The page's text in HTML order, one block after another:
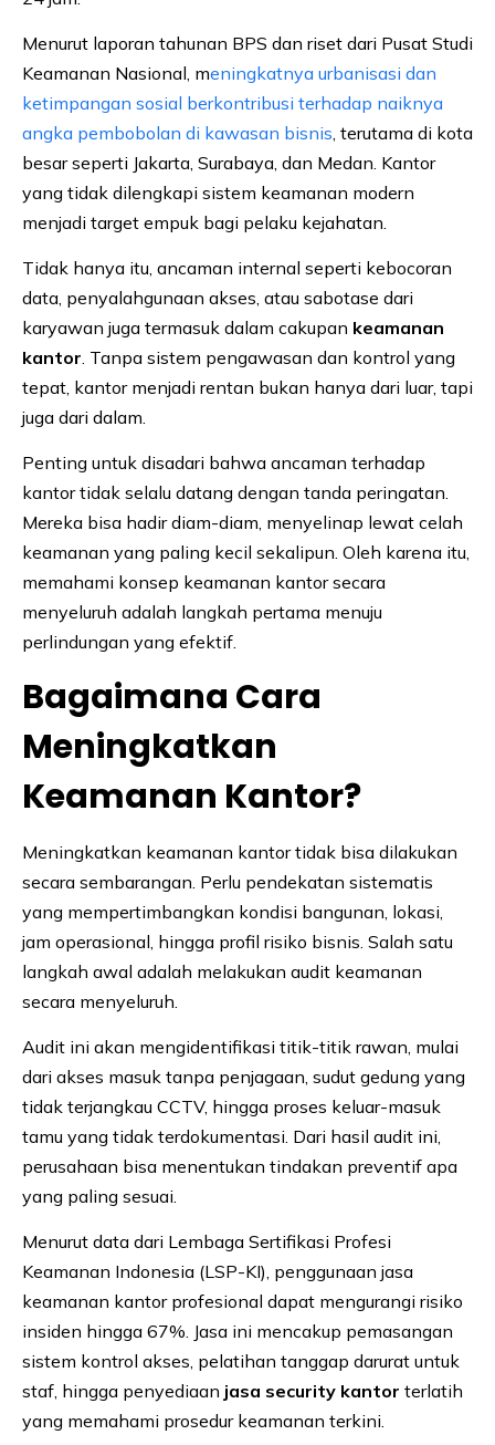
Menurut laporan tahunan BPS dan riset dari Pusat Studi
Keamanan Nasional, meningkatnya urbanisasi dan
ketimpangan sosial berkontribusi terhadap naiknya
angka pembobolan di kawasan bisnis, terutama di kota
besar seperti Jakarta, Surabaya, dan Medan. Kantor
yang tidak dilengkapi sistem keamanan modern
menjadi target empuk bagi pelaku kejahatan.
Tidak hanya itu, ancaman internal seperti kebocoran
data, penyalahgunaan akses, atau sabotase dari
karyawan juga termasuk dalam cakupan keamanan
kantor. Tanpa sistem pengawasan dan kontrol yang
tepat, kantor menjadi rentan bukan hanya dari luar, tapi
juga dari dalam.
Penting untuk disadari bahwa ancaman terhadap
kantor tidak selalu datang dengan tanda peringatan.
Mereka bisa hadir diam-diam, menyelinap lewat celah
keamanan yang paling kecil sekalipun. Oleh karena itu,
memahami konsep keamanan kantor secara
menyeluruh adalah langkah pertama menuju
perlindungan yang efektif.
Bagaimana Cara
Meningkatkan
Keamanan Kantor?
Meningkatkan keamanan kantor tidak bisa dilakukan
secara sembarangan. Perlu pendekatan sistematis
yang mempertimbangkan kondisi bangunan, lokasi,
jam operasional, hingga profil risiko bisnis. Salah satu
langkah awal adalah melakukan audit keamanan
secara menyeluruh.
Audit ini akan mengidentifikasi titik-titik rawan, mulai
dari akses masuk tanpa penjagaan, sudut gedung yang
tidak terjangkau CCTV, hingga proses keluar-masuk
tamu yang tidak terdokumentasi. Dari hasil audit ini,
perusahaan bisa menentukan tindakan preventif apa
yang paling sesuai.
Menurut data dari Lembaga Sertifikasi Profesi
Keamanan Indonesia (LSP-KI), penggunaan jasa
keamanan kantor profesional dapat mengurangi risiko
insiden hingga 67%. Jasa ini mencakup pemasangan
sistem kontrol akses, pelatihan tanggap darurat untuk
staf, hingga penyediaan jasa security kantor terlatih
yang memahami prosedur keamanan terkini.